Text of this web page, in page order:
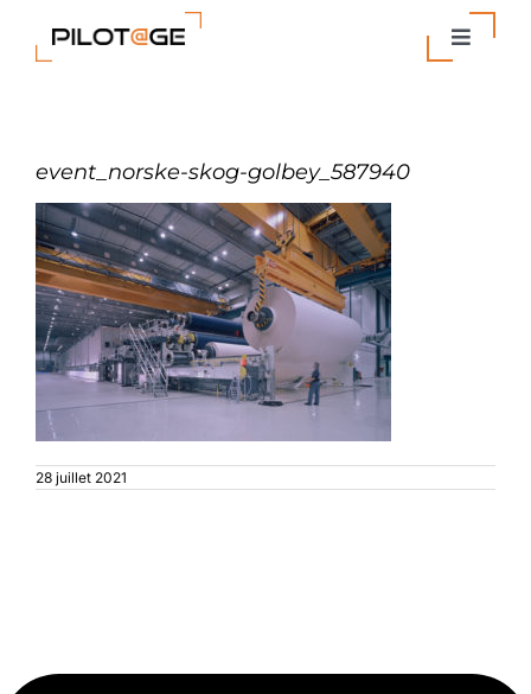
contenu
Toggle
Entreprise
Actualités
Contact
event_norske-skog-golbey_587940
28 juillet 2021